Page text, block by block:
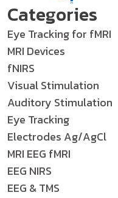
Categories
Eye Tracking for fMRI
MRI Devices
fNIRS
Visual Stimulation
Auditory Stimulation
Eye Tracking
Electrodes Ag/AgCl
MRI EEG fMRI
EEG NIRS
EEG & TMS